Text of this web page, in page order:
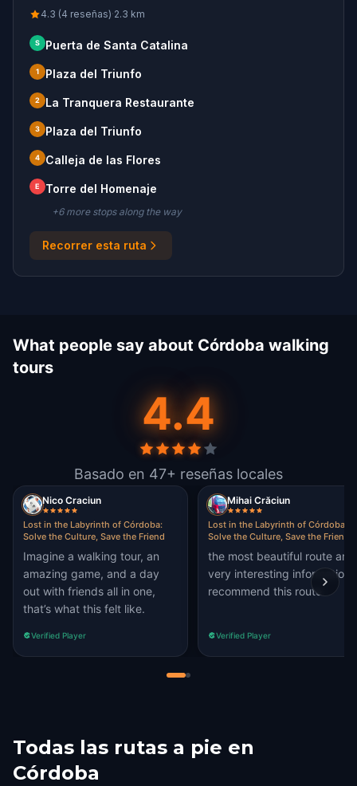
4.3 (4 reseñas)·2.3 km
S Puerta de Santa Catalina
1 Plaza del Triunfo
2 La Tranquera Restaurante
3 Plaza del Triunfo
4 Calleja de las Flores
E Torre del Homenaje
+6more stopsalong the way
Recorrer esta ruta
What people say about Córdoba walking
tours
4.4
Basado en 47+ reseñas locales
Nico Craciun
Lost in the Labyrinth of Córdoba:
Solve the Culture, Save the Friend
Imagine a walking tour, an
amazing game, and a day
out with friends all in one,
that’s what this felt like.
Verified Player
Mihai Crăciun
Lost in the Labyrinth of Córdoba:
Solve the Culture, Save the Friend
the most beautiful route and
very interesting information I
recommend this route
Verified Player
Todas las rutas a pie en
Córdoba